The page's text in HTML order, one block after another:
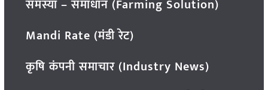
समस्या – समाधान (Farming Solution)
Mandi Rate (मंडी रेट)
कृषि कंपनी समाचार (Industry News)